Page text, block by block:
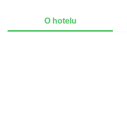
O hotelu